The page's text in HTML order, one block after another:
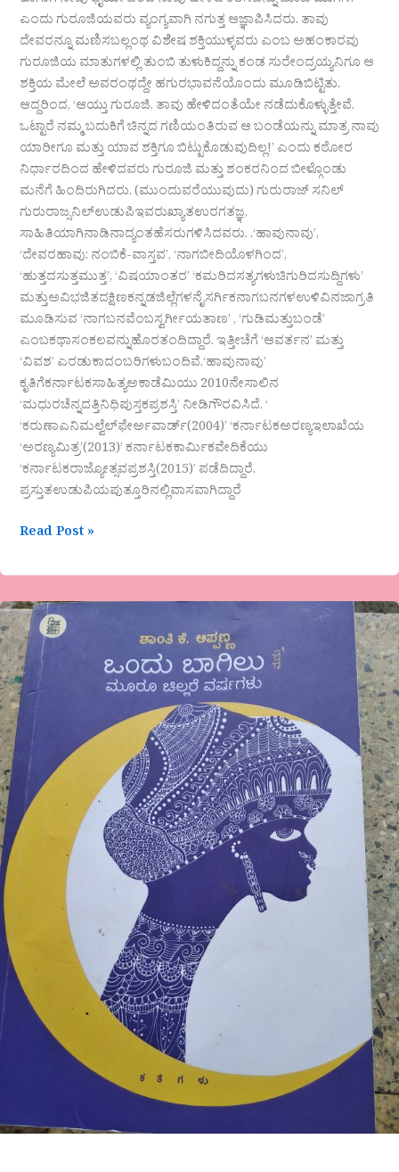
ಎಂದು ಗುರೂಜಿಯವರು ವ್ಯಂಗ್ಯವಾಗಿ ನಗುತ್ತ ಆಜ್ಞಾಪಿಸಿದರು. ತಾವು
ದೇವರನ್ನೂ ಮಣಿಸಬಲ್ಲಂಥ ವಿಶೇಷ ಶಕ್ತಿಯುಳ್ಳವರು ಎಂಬ ಅಹಂಕಾರವು
ಗುರೂಜಿಯ ಮಾತುಗಳಲ್ಲಿ ತುಂಬಿ ತುಳುಕಿದ್ದನ್ನು ಕಂಡ ಸುರೇಂದ್ರಯ್ಯನಿಗೂ ಆ
ಶಕ್ತಿಯ ಮೇಲೆ ಅವರಂಥದ್ದೇ ಹಗುರಭಾವನೆಯೊಂದು ಮೂಡಿಬಿಟ್ಟಿತು.
ಆದ್ದರಿಂದ, ‘ಆಯ್ತು ಗುರೂಜಿ, ತಾವು ಹೇಳಿದಂತೆಯೇ ನಡೆದುಕೊಳ್ಳುತ್ತೇವೆ.
ಒಟ್ಟಾರೆ ನಮ್ಮ ಬದುಕಿಗೆ ಚಿನ್ನದ ಗಣಿಯಂತಿರುವ ಆ ಬಂಡೆಯನ್ನು ಮಾತ್ರ ನಾವು
ಯಾರೀಗೂ ಮತ್ತು ಯಾವ ಶಕ್ತಿಗೂ ಬಿಟ್ಟುಕೊಡುವುದಿಲ್ಲ!’ ಎಂದು ಕಠೋರ
ನಿರ್ಧಾರದಿಂದ ಹೇಳಿದವರು ಗುರೂಜಿ ಮತ್ತು ಶಂಕರನಿಂದ ಬೀಳ್ಗೊಂಡು
ಮನೆಗೆ ಹಿಂದಿರುಗಿದರು. (ಮುಂದುವರೆಯುವುದು) ಗುರುರಾಜ್ ಸನಿಲ್
ಗುರುರಾಜ್ಸನಿಲ್ಉಡುಪಿಇವರುಖ್ಯಾತಉರಗತಜ್ಞ,
ಸಾಹಿತಿಯಾಗಿನಾಡಿನಾದ್ಯಂತಹೆಸರುಗಳಿಸಿದವರು. .‘ಹಾವುನಾವು’,
‘ದೇವರಹಾವು: ನಂಬಿಕೆ-ವಾಸ್ತವ’, ‘ನಾಗಬೀದಿಯೊಳಗಿಂದ’,
‘ಹುತ್ತದಸುತ್ತಮುತ್ತ’, ‘ವಿಷಯಾಂತರ’ ‘ಕಮರಿದಸತ್ಯಗಳುಚಿಗುರಿದಸುದ್ದಿಗಳು’
ಮತ್ತುಅವಿಭಜಿತದಕ್ಷಿಣಕನ್ನಡಜಿಲ್ಲೆಗಳನೈಸರ್ಗಿಕನಾಗಬನಗಳಉಳಿವಿನಜಾಗ್ರತಿ
ಮೂಡಿಸುವ ‘ನಾಗಬನವೆಂಬಸ್ವರ್ಗೀಯತಾಣ’ , ‘ಗುಡಿಮತ್ತುಬಂಡೆ’
ಎಂಬಕಥಾಸಂಕಲವನ್ನುಹೊರತಂದಿದ್ದಾರೆ. ಇತ್ತೀಚೆಗೆ ‘ಆವರ್ತನ’ ಮತ್ತು
‘ವಿವಶ’ ಎರಡುಕಾದಂಬರಿಗಳುಬಂದಿವೆ.‘ಹಾವುನಾವು’
ಕೃತಿಗೆಕರ್ನಾಟಕಸಾಹಿತ್ಯಅಕಾಡೆಮಿಯು 2010ನೇಸಾಲಿನ
‘ಮಧುರಚೆನ್ನದತ್ತಿನಿಧಿಪುಸ್ತಕಪ್ರಶಸ್ತಿ’ ನೀಡಿಗೌರವಿಸಿದೆ. ‘
‘ಕರುಣಾಎನಿಮಲ್ವೆಲ್‍ಫೇರ್ಅವಾರ್ಡ್(2004)’ ‘ಕರ್ನಾಟಕಅರಣ್ಯಇಲಾಖೆಯ
‘ಅರಣ್ಯಮಿತ್ರ’(2013)’ ಕರ್ನಾಟಕಕಾರ್ಮಿಕವೇದಿಕೆಯು
‘ಕರ್ನಾಟಕರಾಜ್ಯೋತ್ಸವಪ್ರಶಸ್ತಿ(2015)’ ಪಡೆದಿದ್ದಾರೆ.
ಪ್ರಸ್ತುತಉಡುಪಿಯಪುತ್ತೂರಿನಲ್ಲಿವಾಸವಾಗಿದ್ದಾರೆ
Read Post »
ಒಂದು
ಬಾಗಿಲು
ಮತ್ತು
ಮೂರು
ಚಿಲ್ಲರೆ
ವರ್ಷಗಳು